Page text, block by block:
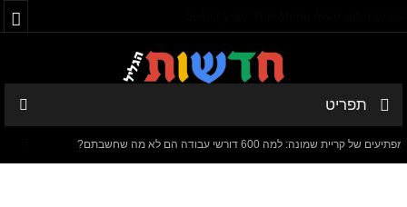
תפריט
שמונה: למה 600 דורשי עבודה הם לא מה שחשבתם?